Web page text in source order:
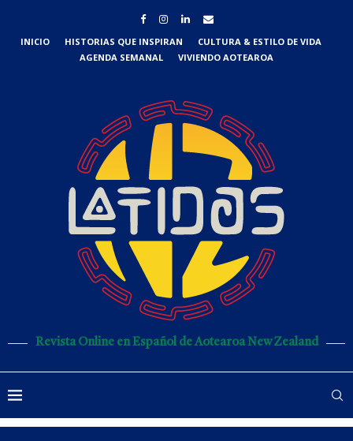
INICIO HISTORIAS QUE INSPIRAN
CULTURA & ESTILO DE VIDA
AGENDA SEMANAL
VIVIENDO AOTEAROA
Revista Online en Español de Aotearoa New Zealand